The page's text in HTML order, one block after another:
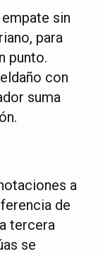
sin
para
punto.
con
suma
a
de
tercera
se